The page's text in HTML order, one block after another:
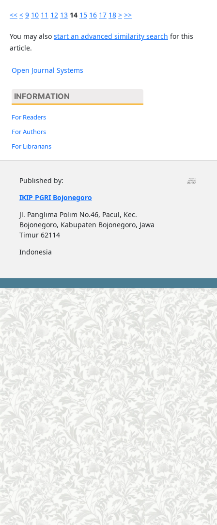
<< < 9 10 11 12 13 14 15 16 17 18 > >>
You may also start an advanced similarity search for this
article.
Open Journal Systems
INFORMATION
For Readers
For Authors
For Librarians
Published by:
IKIP PGRI Bojonegoro
Jl. Panglima Polim No.46, Pacul, Kec.
Bojonegoro, Kabupaten Bojonegoro, Jawa
Timur 62114
Indonesia